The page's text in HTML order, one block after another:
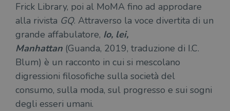
Frick Library, poi al MoMA fino ad approdare
alla rivista GQ. Attraverso la voce divertita di un
grande affabulatore, Io, lei,
Manhattan (Guanda, 2019, traduzione di I.C.
Blum) è un racconto in cui si mescolano
digressioni filosofiche sulla società del
consumo, sulla moda, sul progresso e sui sogni
degli esseri umani.